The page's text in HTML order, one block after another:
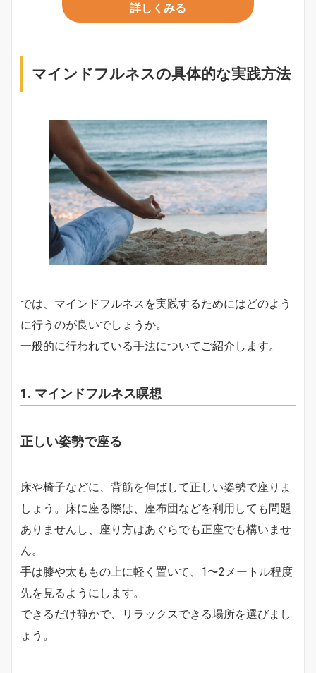
詳しくみる
マインドフルネスの具体的な実践方法
では、マインドフルネスを実践するためにはどのよう
に行うのが良いでしょうか。
一般的に行われている手法についてご紹介します。
1. マインドフルネス瞑想
正しい姿勢で座る
床や椅子などに、背筋を伸ばして正しい姿勢で座りま
しょう。床に座る際は、座布団などを利用しても問題
ありませんし、座り方はあぐらでも正座でも構いませ
ん。
手は膝や太ももの上に軽く置いて、1〜2メートル程度
先を見るようにします。
できるだけ静かで、リラックスできる場所を選びまし
ょう。